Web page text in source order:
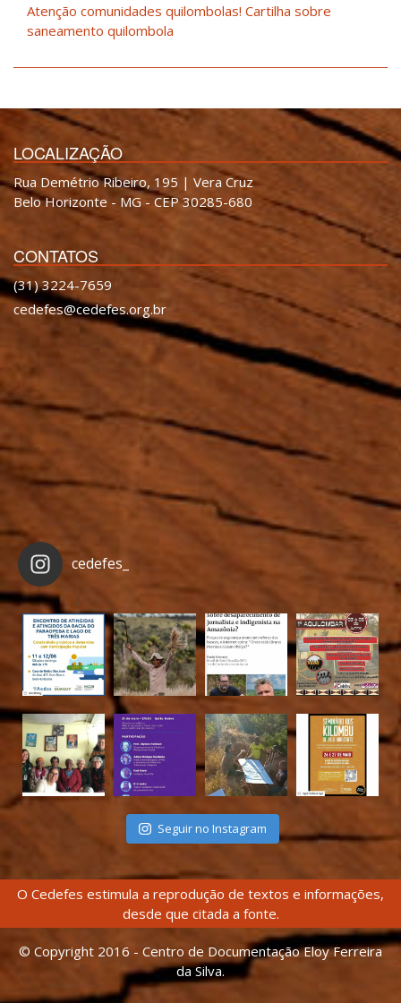
Atenção comunidades quilombolas! Cartilha sobre
saneamento quilombola
LOCALIZAÇÃO
Rua Demétrio Ribeiro, 195 | Vera Cruz
Belo Horizonte - MG - CEP 30285-680
CONTATOS
(31) 3224-7659
cedefes@cedefes.org.br
cedefes_
Seguir no Instagram
O Cedefes estimula a reprodução de textos e informações,
desde que citada a fonte.
© Copyright 2016 - Centro de Documentação Eloy Ferreira
da Silva.